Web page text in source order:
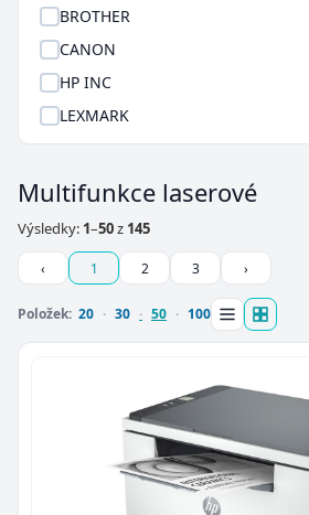
BROTHER
CANON
HP INC
LEXMARK
Multifunkce laserové
Výsledky: 1–50z 145
‹ 1 2 3 ›
Položek: 20 30 50 100